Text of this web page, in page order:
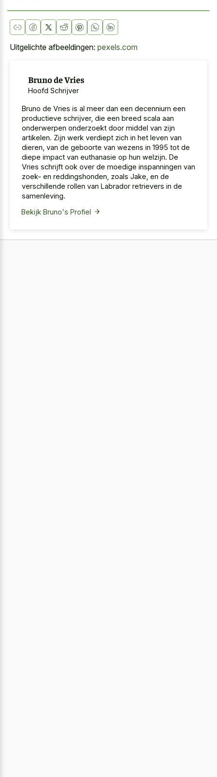
Uitgelichte afbeeldingen: pexels.com
Bruno de Vries
Hoofd Schrijver
Bruno de Vries is al meer dan een decennium een
productieve schrijver, die een breed scala aan
onderwerpen onderzoekt door middel van zijn
artikelen. Zijn werk verdiept zich in het leven van
dieren, van de geboorte van wezens in 1995 tot de
diepe impact van euthanasie op hun welzijn. De
Vries schrijft ook over de moedige inspanningen van
zoek- en reddingshonden, zoals Jake, en de
verschillende rollen van Labrador retrievers in de
samenleving.
Bekijk Bruno's Profiel